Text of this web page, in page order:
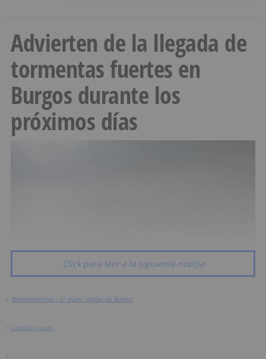
Advierten de la llegada de
tormentas fuertes en
Burgos durante los
próximos días
Click para leer a la siguiente noticia
> BurgosNoticias - El diario digital de Burgos
> Castilla y León
>